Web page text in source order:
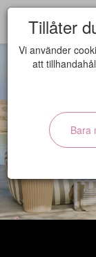
Tillåter
Vi använder
att
Bara